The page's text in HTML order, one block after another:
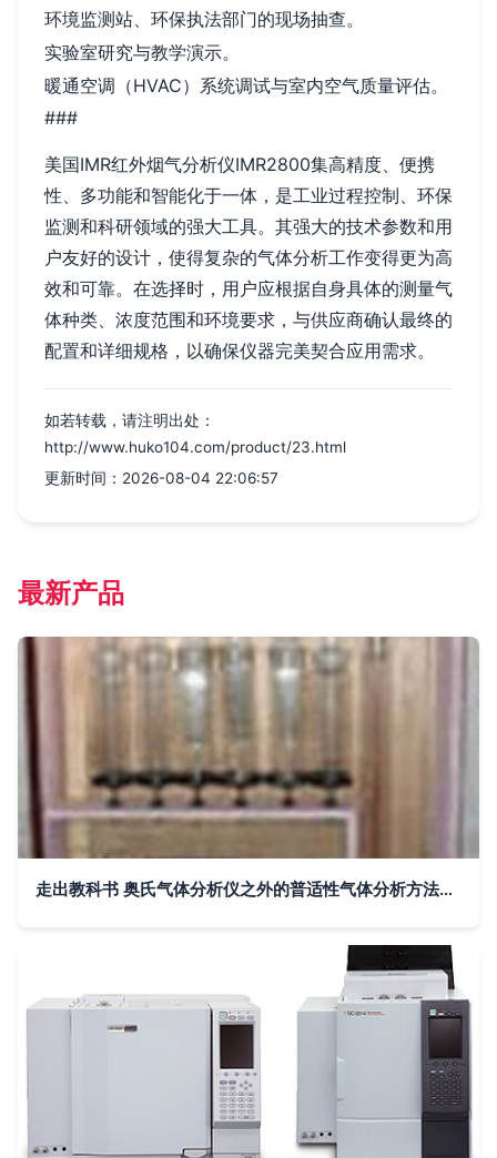
环境监测站、环保执法部门的现场抽查。
实验室研究与教学演示。
暖通空调（HVAC）系统调试与室内空气质量评估。
###
美国IMR红外烟气分析仪IMR2800集高精度、便携
性、多功能和智能化于一体，是工业过程控制、环保
监测和科研领域的强大工具。其强大的技术参数和用
户友好的设计，使得复杂的气体分析工作变得更为高
效和可靠。在选择时，用户应根据自身具体的测量气
体种类、浓度范围和环境要求，与供应商确认最终的
配置和详细规格，以确保仪器完美契合应用需求。
如若转载，请注明出处：
http://www.huko104.com/product/23.html
更新时间：2026-08-04 22:06:57
最新产品
走出教科书 奥氏气体分析仪之外的普适性气体分析方法探析